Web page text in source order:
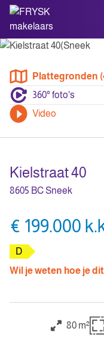
Spring naar inhoud
Plattegronden
360° foto's
Video
Kielstraat 40
8605 BC Sneek
€ 199.000
D
Wil je weten hoe je
80 m²